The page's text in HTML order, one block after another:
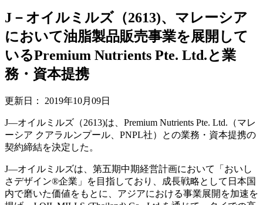
J－オイルミルズ（2613)、マレーシア
において油脂製品販売事業を展開して
いるPremium Nutrients Pte. Ltd.と業
務・資本提携
更新日： 2019年10月09日
J—オイルミルズ（2613)は、Premium Nutrients Pte. Ltd.（マレ
ーシア クアラルンプール、PNPL社）との業務・資本提携の
契約締結を決定した。
J—オイルミルズは、第五期中期経営計画において「おいし
さデザイン®企業」を目指しており、成長戦略として日本国
内で磨いた価値をもとに、アジアにおける事業展開を加速を